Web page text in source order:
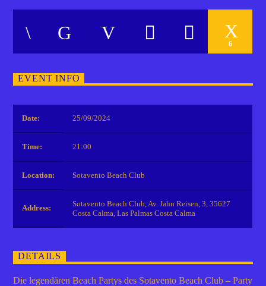
6
EVENT INFO
Date: 25/09/2024
Time: 21:00
Location: Sotavento Beach Club
Address:
Sotavento Beach Club, Av. Jahn Reisen, 3, 35627
Costa Calma, Las Palmas Costa Calma
DETAILS
Die legendären Beach Partys des Sotavento Beach Club – Party